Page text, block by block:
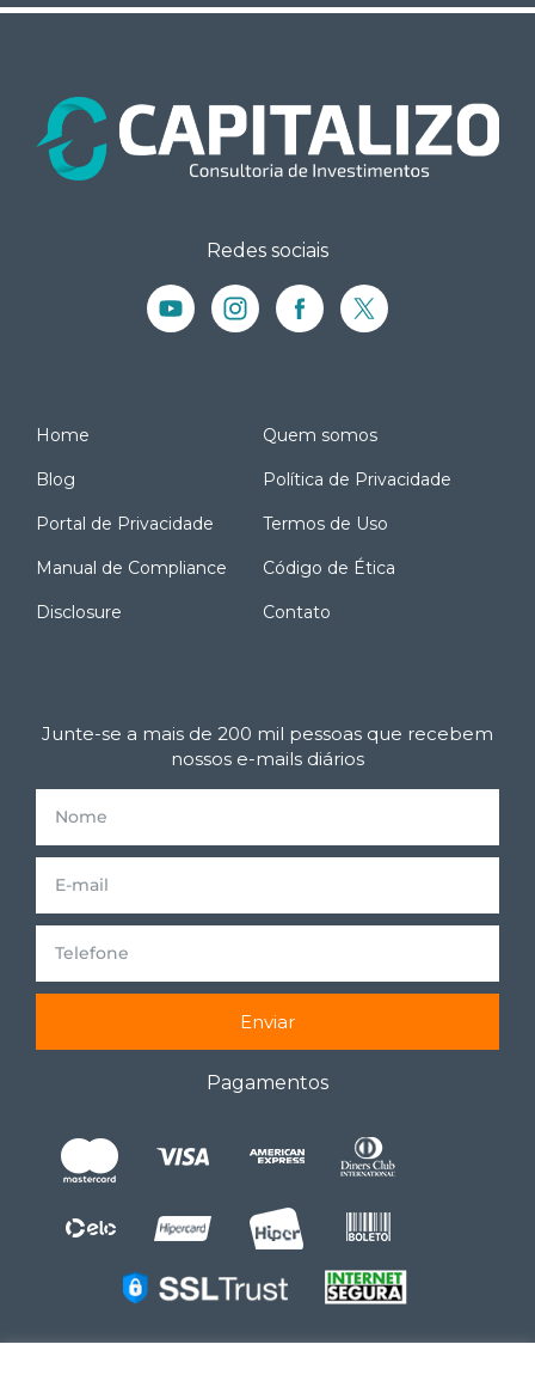
Redes sociais
Home Quem somos
Blog Política de Privacidade
Portal de Privacidade Termos de Uso
Manual de Compliance Código de Ética
Disclosure Contato
Junte-se a mais de 200 mil pessoas que recebem
nossos e-mails diários
Enviar
Pagamentos